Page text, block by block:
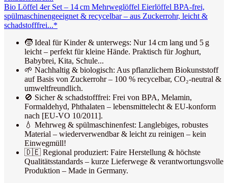
Bio Löffel 4er Set – 14 cm Mehrweglöffel Eierlöffel BPA-frei,
spülmaschinengeeignet & recycelbar – aus Zuckerrohr, leicht &
schadstofffrei...*
🧒 Ideal für Kinder & unterwegs: Nur 14 cm lang und 5 g
leicht – perfekt für kleine Hände. Praktisch für Joghurt,
Babybrei, Kita, Schule...
🌱 Nachhaltig & biologisch: Aus pflanzlichem Biokunststoff
auf Basis von Zuckerrohr – 100 % recycelbar, CO₂-neutral &
umweltfreundlich.
🚫 Sicher & schadstofffrei: Frei von BPA, Melamin,
Formaldehyd, Phthalaten – lebensmittelecht & EU-konform
nach [EU-VO 10/2011].
💧 Mehrweg & spülmaschinenfest: Langlebiges, robustes
Material – wiederverwendbar & leicht zu reinigen – kein
Einwegmüll!
🇩🇪 Regional produziert: Faire Herstellung & höchste
Qualitätsstandards – kurze Lieferwege & verantwortungsvolle
Produktion – Made in Germany.